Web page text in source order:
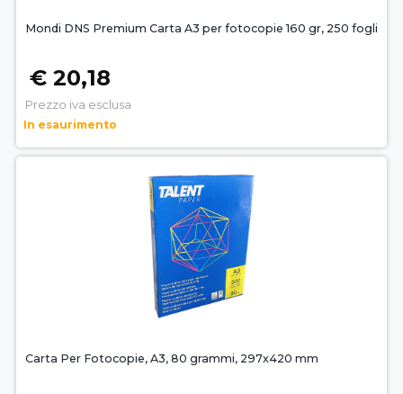
Mondi DNS Premium Carta A3 per fotocopie 160 gr, 250 fogli
€ 20,18
Prezzo iva esclusa
In esaurimento
Carta Per Fotocopie, A3, 80 grammi, 297x420 mm